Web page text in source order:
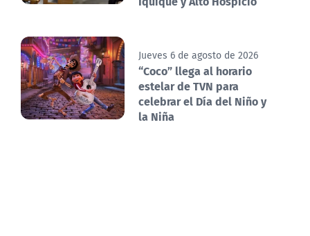
Jueves 6 de agosto de 2026
“Coco” llega al horario
estelar de TVN para
celebrar el Día del Niño y
la Niña